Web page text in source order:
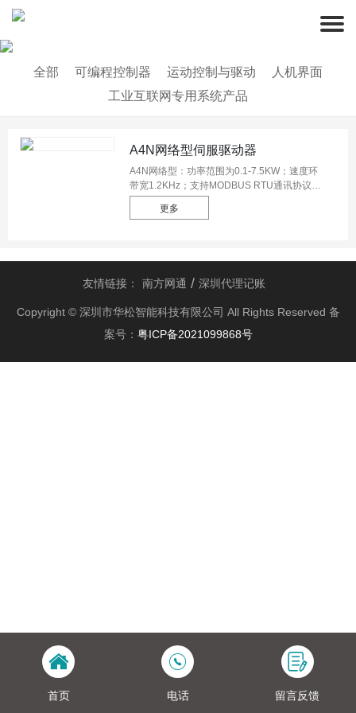
全部 可编程控制器 运动控制与驱动
人机界面
工业互联网专用系统产品
A4N网络型伺服驱动器
A4N网络型：功率范围为0.1-7.5KW；速度环
带宽1.2KHz；支持MODBUS RTU通讯协议和
EtherCAT通讯协议；支持两路探针辅助功能，
锁存位置；可选配支持2500线增量编码器或
M200/A4N-B4015-M200/A4N-B7512-
0.1-7.5KW；速度环带宽1.2KHz；支持
MODBUS RTU通讯协议和EtherCAT通讯协
议；支持两路探针辅助功能，锁存位置；可选
更多
友情链接： 南方网通 深圳代理记账
Copyright © 深圳市华松智能科技有限公司 All Rights Reserved 备
案号： 粤ICP备2021099868号
首页 电话 留言反馈